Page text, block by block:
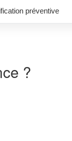
préventive
?